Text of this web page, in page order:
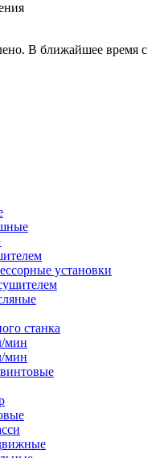
В ближайшее время с
установки
станка
мин
мин